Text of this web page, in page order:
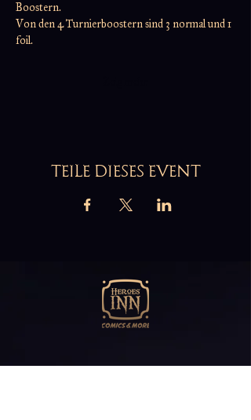
Boostern.
Von den 4 Turnierboostern sind 3 normal und 1
foil.
TEILE DIESES EVENT